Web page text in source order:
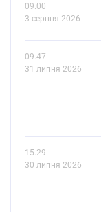
09.00
3 серпня 2026
09.47
31 липня 2026
15.29
30 липня 2026